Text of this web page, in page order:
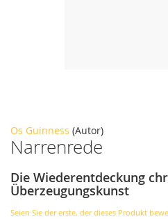
Os Guinness (Autor)
Narrenrede
Die Wiederentdeckung
Überzeugungskunst
Seien Sie der erste, der dieses Produkt
Zum
Anfang
der
Bildergalerie
springen